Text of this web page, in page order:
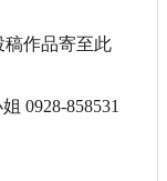
稿作品寄至此
0928-858531